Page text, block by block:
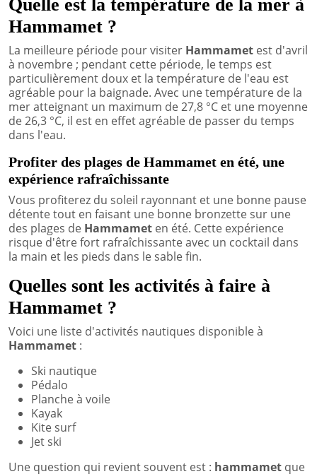
Quelle est la température de la mer à
Hammamet ?
La meilleure période pour visiter Hammamet est d'avril
à novembre ; pendant cette période, le temps est
particulièrement doux et la température de l'eau est
agréable pour la baignade. Avec une température de la
mer atteignant un maximum de 27,8 °C et une moyenne
de 26,3 °C, il est en effet agréable de passer du temps
dans l'eau.
Profiter des plages de Hammamet en été, une
expérience rafraîchissante
Vous profiterez du soleil rayonnant et une bonne pause
détente tout en faisant une bonne bronzette sur une
des plages de Hammamet en été. Cette expérience
risque d'être fort rafraîchissante avec un cocktail dans
la main et les pieds dans le sable fin.
Quelles sont les activités à faire à
Hammamet ?
Voici une liste d'activités nautiques disponible à
Hammamet :
Ski nautique
Pédalo
Planche à voile
Kayak
Kite surf
Jet ski
Une question qui revient souvent est : hammamet que